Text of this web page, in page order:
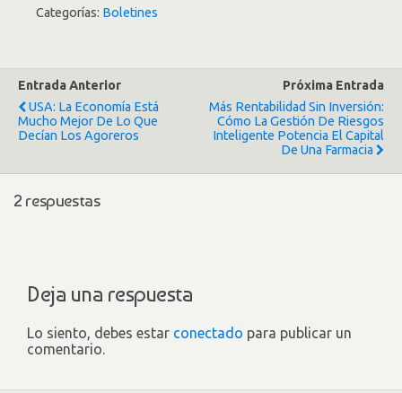
Categorías: Boletines
Entrada Anterior
USA: La Economía Está
Mucho Mejor De Lo Que
Decían Los Agoreros
Próxima Entrada
Más Rentabilidad Sin Inversión:
Cómo La Gestión De Riesgos
Inteligente Potencia El Capital
De Una Farmacia
2 respuestas
Deja una respuesta
Lo siento, debes estar conectado para publicar un
comentario.